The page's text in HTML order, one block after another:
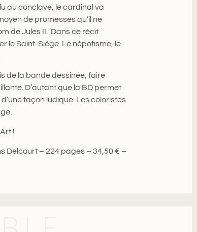
au conclave, le cardinal va
de promesses qu’il ne
de Jules II. Dans ce récit
le Saint-Siège. Le népotisme, le
de la bande dessinée, faire
D’autant que la BD permet
façon ludique. Les coloristes
!
Delcourt – 224 pages – 34,50 € –